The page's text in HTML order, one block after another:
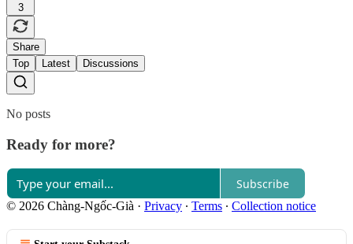
3
Share
Top
Latest Discussions
No posts
Ready for more?
Subscribe
© 2026 Chàng-Ngốc-Già · Privacy ∙ Terms ∙ Collection notice